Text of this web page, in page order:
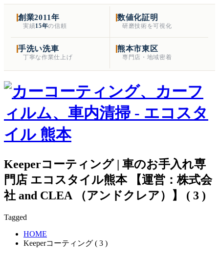
創業2011年
実績15年の信頼
数値化証明
研磨技術を可視化
手洗い洗車
丁寧な作業仕上げ
熊本市東区
専門店・地域密着
Keeperコーティング | 車のお手入れ専
門店 エコスタイル熊本 【運営：株式会
社 and CLEA （アンドクレア）】 ( 3 )
Tagged
HOME
Keeperコーティング ( 3 )